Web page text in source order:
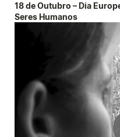
18 de Outubro – Dia
Seres Humanos